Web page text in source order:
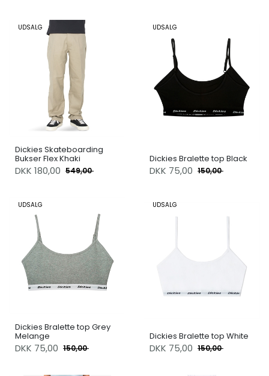
UDSALG
Dickies Skateboarding
Bukser Flex Khaki
DKK 180,00 549,00
UDSALG
Dickies Bralette top Black
DKK 75,00 150,00
UDSALG
Dickies Bralette top Grey
Melange
DKK 75,00 150,00
UDSALG
Dickies Bralette top White
DKK 75,00 150,00